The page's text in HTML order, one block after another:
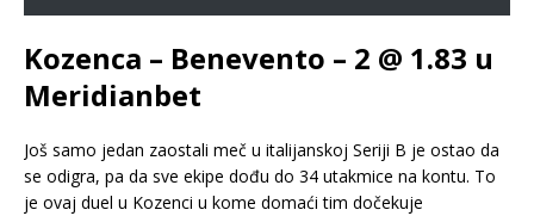
Kozenca – Benevento – 2 @ 1.83 u
Meridianbet
Još samo jedan zaostali meč u italijanskoj Seriji B je ostao da
se odigra, pa da sve ekipe dođu do 34 utakmice na kontu. To
je ovaj duel u Kozenci u kome domaći tim dočekuje